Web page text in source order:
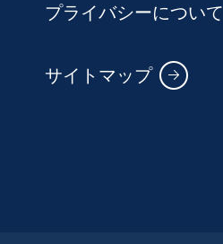
プライバシーについて
サイトマップ